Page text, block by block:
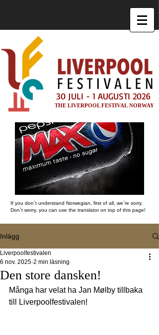
30 JULI - 1 AUGUSTI 2026
THE LIVERPOOL FESTIVAL NORWAY
If you don`t understand Norwegian, first of all, we`re sorry.
Don`t worry, you can use the translator on top of this page!
Inlägg
Den store dansken!
Liverpoolfestivalen
6 nov. 2025 2 min läsning
Många har velat ha Jan Mølby tillbaka
till Liverpoolfestivalen!